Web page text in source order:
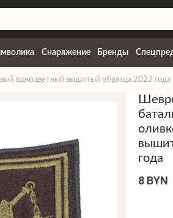
Снаряжение Бренды
одноцветный вышитый образца 2023 года
года
8 BYN